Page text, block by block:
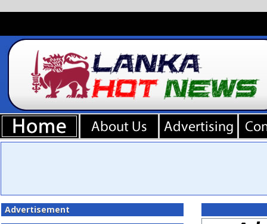
Advertisement